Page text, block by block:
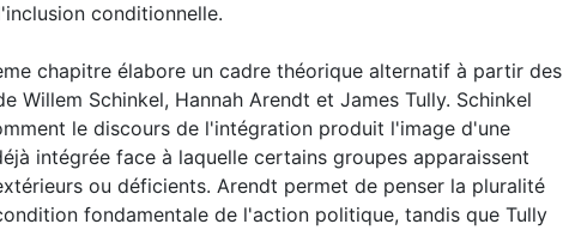
conditionnelle.
chapitre élabore un cadre théorique alternatif à partir des
Willem Schinkel, Hannah Arendt et James Tully. Schinkel
le discours de l'intégration produit l'image d'une
intégrée face à laquelle certains groupes apparaissent
ou déficients. Arendt permet de penser la pluralité
fondamentale de l'action politique, tandis que Tully